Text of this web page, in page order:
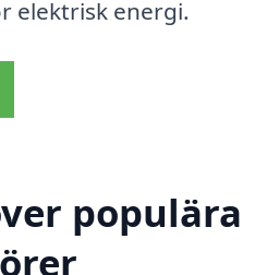
elektrisk energi.
populära